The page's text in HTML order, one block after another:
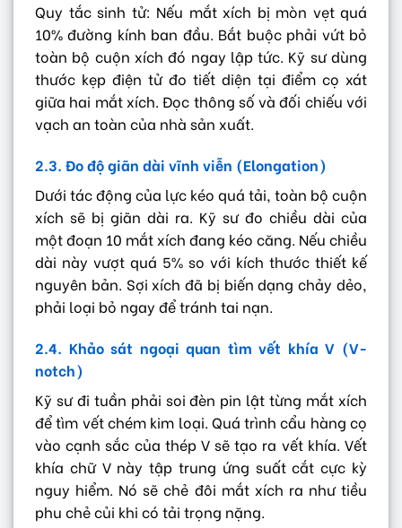
Quy tắc sinh tử: Nếu mắt xích bị mòn vẹt quá
10% đường kính ban đầu. Bắt buộc phải vứt bỏ
toàn bộ cuộn xích đó ngay lập tức. Kỹ sư dùng
thước kẹp điện tử đo tiết diện tại điểm cọ xát
giữa hai mắt xích. Đọc thông số và đối chiếu với
vạch an toàn của nhà sản xuất.
2.3. Đo độ giãn dài vĩnh viễn (Elongation)
Dưới tác động của lực kéo quá tải, toàn bộ cuộn
xích sẽ bị giãn dài ra. Kỹ sư đo chiều dài của
một đoạn 10 mắt xích đang kéo căng. Nếu chiều
dài này vượt quá 5% so với kích thước thiết kế
nguyên bản. Sợi xích đã bị biến dạng chảy dẻo,
phải loại bỏ ngay để tránh tai nạn.
2.4. Khảo sát ngoại quan tìm vết khía V (V-
notch)
Kỹ sư đi tuần phải soi đèn pin lật từng mắt xích
để tìm vết chém kim loại. Quá trình cẩu hàng cọ
vào cạnh sắc của thép V sẽ tạo ra vết khía. Vết
khía chữ V này tập trung ứng suất cắt cực kỳ
nguy hiểm. Nó sẽ chẻ đôi mắt xích ra như tiều
phu chẻ củi khi có tải trọng nặng.